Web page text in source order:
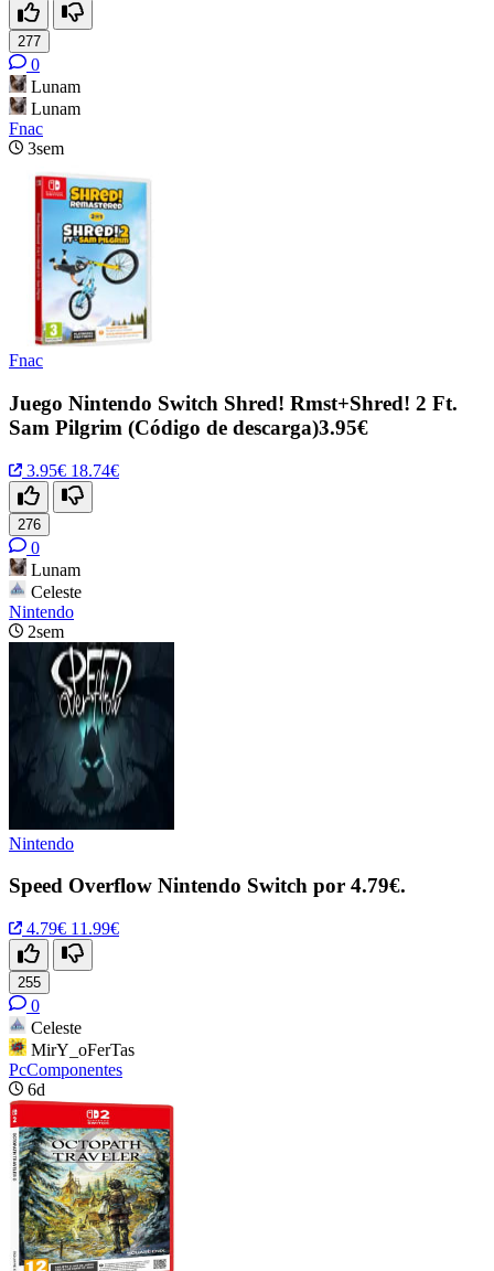
277
0
Lunam
Lunam
Fnac
3sem
Fnac
Juego Nintendo Switch Shred! Rmst+Shred! 2 Ft.
Sam Pilgrim (Código de descarga)3.95€
3.95€ 18.74€
276
0
Lunam
Celeste
Nintendo
2sem
Nintendo
Speed Overflow Nintendo Switch por 4.79€.
4.79€ 11.99€
255
0
Celeste
MirY_oFerTas
PcComponentes
6d